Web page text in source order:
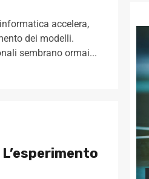
accelera,
dei modelli.
sembrano ormai...